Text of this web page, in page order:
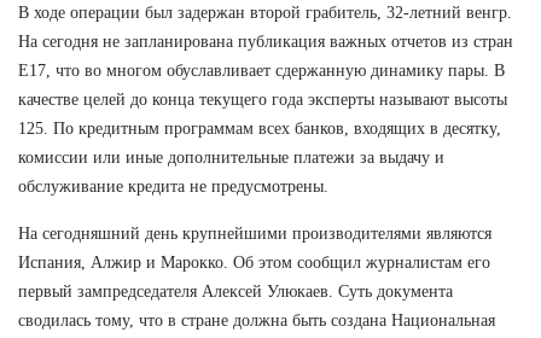
В ходе операции был задержан второй грабитель, 32-летний венгр.
На сегодня не запланирована публикация важных отчетов из стран
Е17, что во многом обуславливает сдержанную динамику пары. В
качестве целей до конца текущего года эксперты называют высоты
125. По кредитным программам всех банков, входящих в десятку,
комиссии или иные дополнительные платежи за выдачу и
обслуживание кредита не предусмотрены.
На сегодняшний день крупнейшими производителями являются
Испания, Алжир и Марокко. Об этом сообщил журналистам его
первый зампредседателя Алексей Улюкаев. Суть документа
сводилась тому, что в стране должна быть создана Национальная